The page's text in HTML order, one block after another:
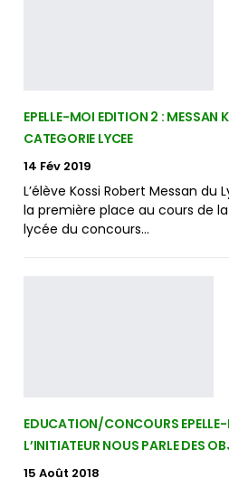
EPELLE-MOI EDITION 2 : MESSAN
CATEGORIE LYCEE
14 Fév 2019
L’élève Kossi Robert Messan du
la première place au cours de
lycée du concours…
EDUCATION/CONCOURS
L’INITIATEUR NOUS PARLE DES
15 Août 2018